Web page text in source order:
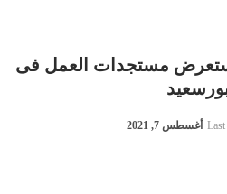
يستعرض مستجدات العمل فى
Last أغسطس 7, 2021